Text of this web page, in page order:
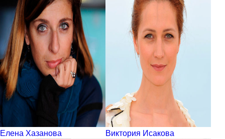
Елена Хазанова Виктория Исакова